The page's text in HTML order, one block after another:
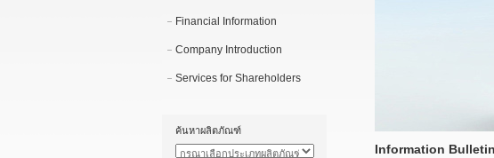
Financial Information
Company Introduction
Services for Shareholders
ค้นหาผลิตภัณฑ์
Information Bulletin